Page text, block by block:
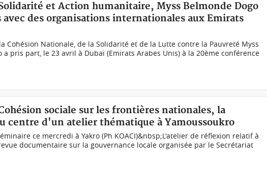
et Action humanitaire, Myss Belmonde Dogo
des organisations internationales aux Emirats
Cohésion Nationale, de la Solidarité et de la Lutte contre la Pauvreté Myss
a pris part, le 23 avril à Dubaï (Emirats Arabes Unis) à la 20ème conférence
sociale sur les frontières nationales, la
centre d'un atelier thématique à Yamoussoukro
ce mercredi à Yakro (Ph KOACI)&nbsp;L'atelier de réflexion relatif à
documentaire sur la gouvernance locale organisée par le Secrétariat